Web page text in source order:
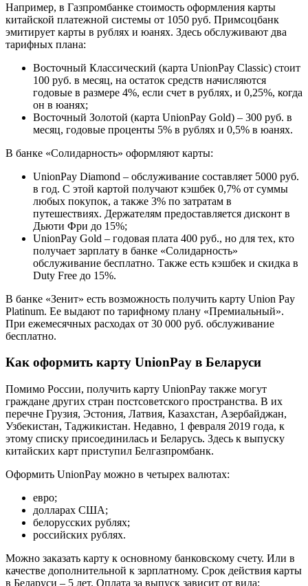
Например, в Газпромбанке стоимость оформления карты
китайской платежной системы от 1050 руб. Примсоцбанк
эмитирует карты в рублях и юанях. Здесь обслуживают два
тарифных плана:
Восточный Классический (карта UnionPay Classic) стоит
100 руб. в месяц, на остаток средств начисляются
годовые в размере 4%, если счет в рублях, и 0,25%, когда
он в юанях;
Восточный Золотой (карта UnionPay Gold) – 300 руб. в
месяц, годовые проценты 5% в рублях и 0,5% в юанях.
В банке «Солидарность» оформляют карты:
UnionPay Diamond – обслуживание составляет 5000 руб.
в год. С этой картой получают кэшбек 0,7% от суммы
любых покупок, а также 3% по затратам в
путешествиях. Держателям предоставляется дисконт в
Дьюти Фри до 15%;
UnionPay Gold – годовая плата 400 руб., но для тех, кто
получает зарплату в банке «Солидарность»
обслуживание бесплатно. Также есть кэшбек и скидка в
Duty Free до 15%.
В банке «Зенит» есть возможность получить карту Union Pay
Platinum. Ее выдают по тарифному плану «Премиальный».
При ежемесячных расходах от 30 000 руб. обслуживание
бесплатно.
Как оформить карту UnionPay в Беларуси
Помимо России, получить карту UnionPay также могут
граждане других стран постсоветского пространства. В их
перечне Грузия, Эстония, Латвия, Казахстан, Азербайджан,
Узбекистан, Таджикистан. Недавно, 1 февраля 2019 года, к
этому списку присоединилась и Беларусь. Здесь к выпуску
китайских карт приступил Белгазпромбанк.
Оформить UnionPay можно в четырех валютах:
евро;
долларах США;
белорусских рублях;
российских рублях.
Можно заказать карту к основному банковскому счету. Или в
качестве дополнительной к зарплатному. Срок действия карты
в Беларуси – 5 лет. Оплата за выпуск зависит от вида: